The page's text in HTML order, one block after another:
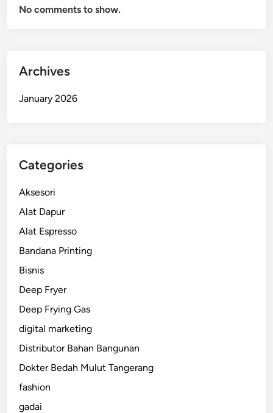
No comments to show.
Archives
January 2026
Categories
Aksesori
Alat Dapur
Alat Espresso
Bandana Printing
Bisnis
Deep Fryer
Deep Frying Gas
digital marketing
Distributor Bahan Bangunan
Dokter Bedah Mulut Tangerang
fashion
gadai